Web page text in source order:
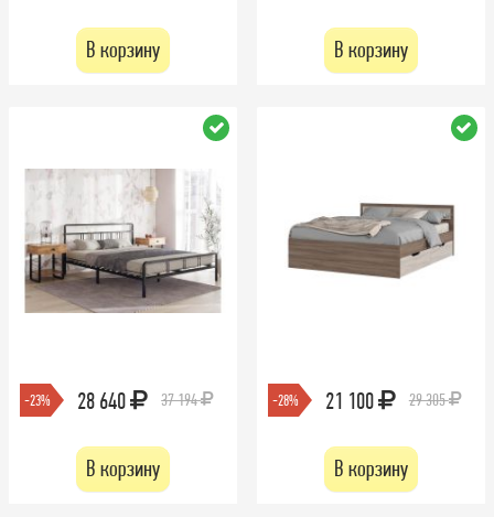
В корзину В корзину
-23% 28 640 37 194
В корзину
-28% 21 100 29 305
В корзину